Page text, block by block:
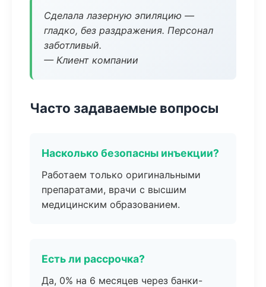
Сделала лазерную эпиляцию —
гладко, без раздражения. Персонал
заботливый.
— Клиент компании
Часто задаваемые вопросы
Насколько безопасны инъекции?
Работаем только оригинальными
препаратами, врачи с высшим
медицинским образованием.
Есть ли рассрочка?
Да, 0% на 6 месяцев через банки-